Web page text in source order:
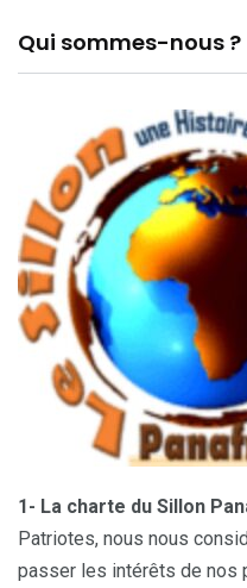
Qui sommes-nous ?
1- La charte du Sillon
Patriotes, nous nous
passer les intérêts de nos